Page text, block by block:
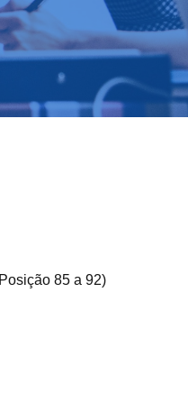
85 a 92)